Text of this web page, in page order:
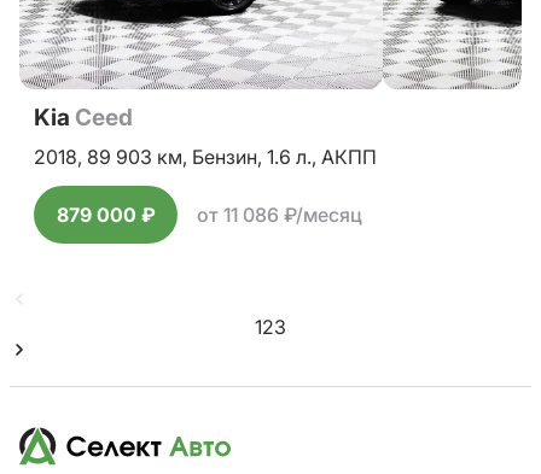
Kia Ceed
2018, 89 903 км, Бензин, 1.6 л., АКПП
879 000 ₽ от 11 086 ₽/месяц
123